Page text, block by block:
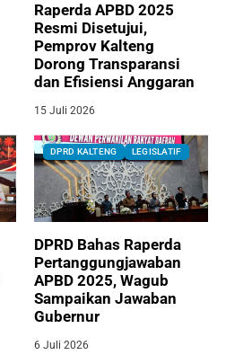
Raperda APBD 2025
Resmi Disetujui,
Pemprov Kalteng
Dorong Transparansi
dan Efisiensi Anggaran
15 Juli 2026
DPRD KALTENG LEGISLATIF
DPRD Bahas Raperda
Pertanggungjawaban
APBD 2025, Wagub
Sampaikan Jawaban
Gubernur
6 Juli 2026